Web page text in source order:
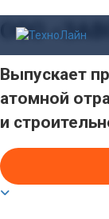
ГЛАВНАЯ
ООО
Выпускает
атомной
и